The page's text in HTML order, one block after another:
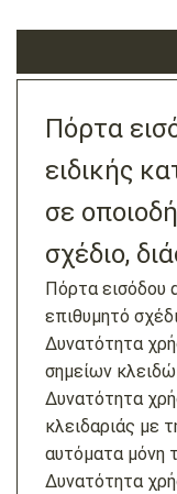
Πόρτα
ειδικής
σε
σχέδιο,
Πόρτα εισόδου
επιθυμητό
Δυνατότητα
σημείων
Δυνατότητα
κλειδαριάς με
αυτόματα μόνη
Δυνατότητα